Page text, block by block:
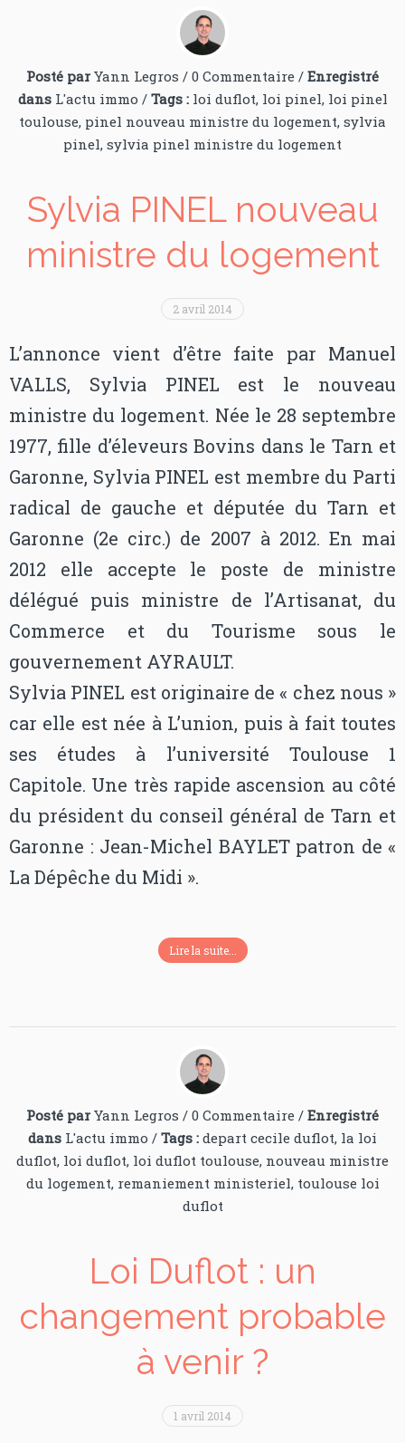
Posté par Yann Legros / 0 Commentaire / Enregistré
dans L'actu immo / Tags : loi duflot, loi pinel, loi pinel
toulouse, pinel nouveau ministre du logement, sylvia
pinel, sylvia pinel ministre du logement
Sylvia PINEL nouveau
ministre du logement
2 avril 2014
L’annonce vient d’être faite par Manuel
VALLS, Sylvia PINEL est le nouveau
ministre du logement. Née le 28 septembre
1977, fille d’éleveurs Bovins dans le Tarn et
Garonne, Sylvia PINEL est membre du Parti
radical de gauche et députée du Tarn et
Garonne (2e circ.) de 2007 à 2012. En mai
2012 elle accepte le poste de ministre
délégué puis ministre de l’Artisanat, du
Commerce et du Tourisme sous le
gouvernement AYRAULT.
Sylvia PINEL est originaire de « chez nous »
car elle est née à L’union, puis à fait toutes
ses études à l’université Toulouse 1
Capitole. Une très rapide ascension au côté
du président du conseil général de Tarn et
Garonne : Jean-Michel BAYLET patron de «
La Dépêche du Midi ».
Lire la suite...
Posté par Yann Legros / 0 Commentaire / Enregistré
dans L'actu immo / Tags : depart cecile duflot, la loi
duflot, loi duflot, loi duflot toulouse, nouveau ministre
du logement, remaniement ministeriel, toulouse loi
duflot
Loi Duflot : un
changement probable
à venir ?
1 avril 2014